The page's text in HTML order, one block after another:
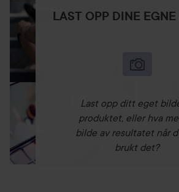
LAST OPP DINE
Last opp ditt eget
produktet, eller hva
bilde av resultatet når
brukt det?